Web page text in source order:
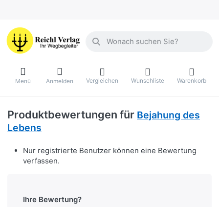
Geben Sie einen Suchbegriff ein.
Menü Anmelden Vergleichen Wunschliste Warenkorb
Produktbewertungen für Bejahung des
Lebens
Nur registrierte Benutzer können eine Bewertung
verfassen.
Ihre Bewertung?